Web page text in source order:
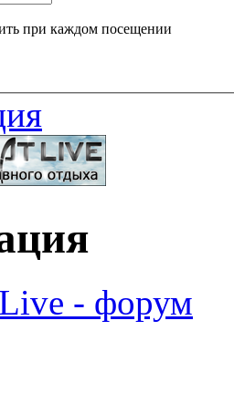
при каждом посещении
- форум